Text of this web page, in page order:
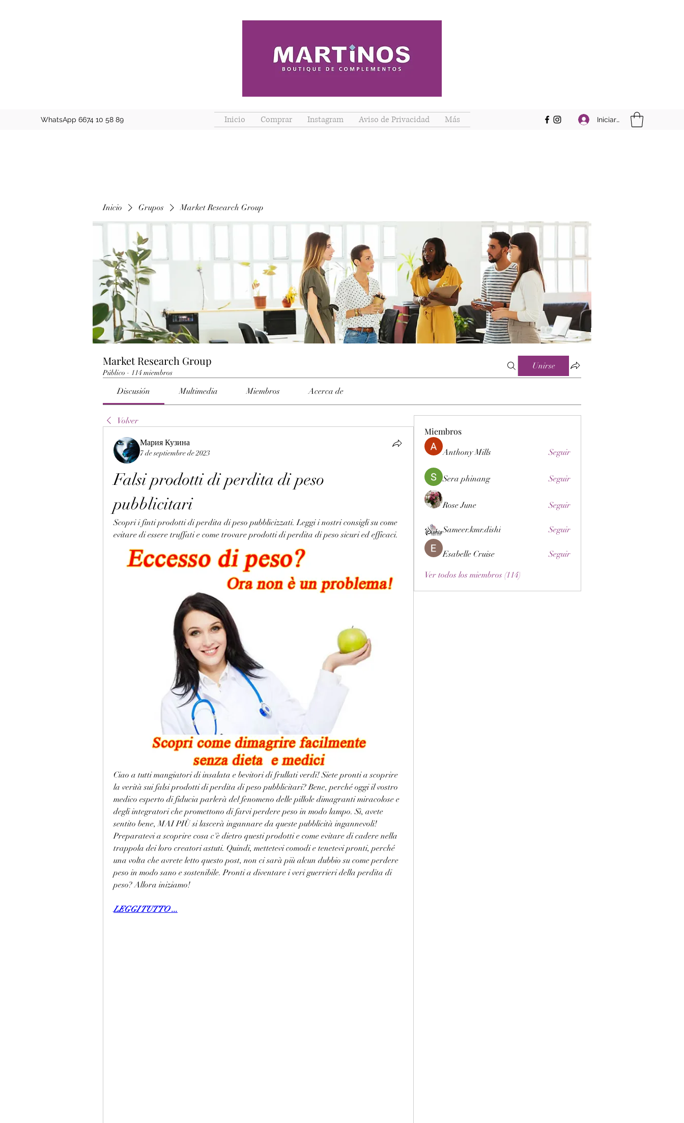
WhatsApp 6674 10 58 89 Inicio Comprar Instagram Aviso de Privacidad Más Iniciar sesión
Inicio Grupos Market Research Group
Market Research Group
Público · 114 miembros
Unirse
Discusión Multimedia Miembros Acerca de
Volver
Мария Кузина
7 de septiembre de 2023
Falsi prodotti di perdita di peso
pubblicitari
Scopri i finti prodotti di perdita di peso pubblicizzati. Leggi i nostri consigli su come
evitare di essere truffati e come trovare prodotti di perdita di peso sicuri ed efficaci.
Ciao a tutti mangiatori di insalata e bevitori di frullati verdi! Siete pronti a scoprire
la verità sui falsi prodotti di perdita di peso pubblicitari? Bene, perché oggi il vostro
medico esperto di fiducia parlerà del fenomeno delle pillole dimagranti miracolose e
degli integratori che promettono di farvi perdere peso in modo lampo. Sì, avete
sentito bene, MAI PIÙ si lascerà ingannare da queste pubblicità ingannevoli!
Preparatevi a scoprire cosa c'è dietro questi prodotti e come evitare di cadere nella
trappola dei loro creatori astuti. Quindi, mettetevi comodi e tenetevi pronti, perché
una volta che avrete letto questo post, non ci sarà più alcun dubbio su come perdere
peso in modo sano e sostenibile. Pronti a diventare i veri guerrieri della perdita di
peso? Allora iniziamo!
LEGGI TUTTO ...
Miembros
Anthony Mills Seguir
Sera phinang Seguir
Rose June Seguir
Sameer.kmr.dishi Seguir
Esabelle Cruise Seguir
Ver todos los miembros (114)